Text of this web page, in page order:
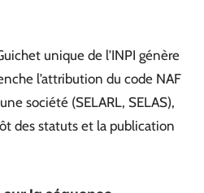
unique de l’INPI génère
l’attribution du code NAF
société (SELARL, SELAS),
des statuts et la publication